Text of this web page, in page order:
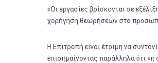
«Οι εργασίες βρίσκονται σε
χορήγηση θεωρήσεων στο
Η Επιτροπή είναι έτοιμη να
επισημαίνοντας παράλληλα ότι